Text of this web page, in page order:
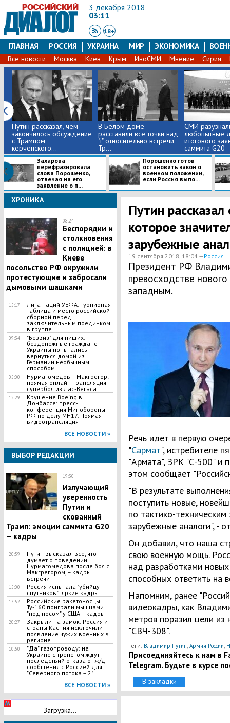
3 декабря 2018
03:11
18+
ГЛАВНАЯ РОССИЯ УКРАИНА МИР ЭКОНОМИКА
Все новости Москва Киев Крым ИноСМИ Мнение Сирия
Путин рассказал, чем
закончилось обсуждение
с Трампом
керченского...
В Белом доме
расставили все точки над
"і" относительно встречи
Тр...
СМИ
любопытные
итогового
саммита G20
Захарова
перефразировала
слова Порошенко,
отвечая на его
заявление о п...
Порошенко готов
остановить закон о
военном положении,
если Россия выпо...
ХРОНИКА
08:24
Беспорядки и
столкновения
с полицией: в
Киеве
посольство РФ окружили
протестующие и забросали
дымовыми шашками
15:17
Лига наций УЕФА: турнирная
таблица и место российской
сборной перед
заключительным поединком
в группе
09:34
"Безвиз" для нищих:
безденежные граждане
Украины попытались
вернуться домой из
Германии необычным
способом
05:00
Нурмагомедов – Макгрегор:
прямая онлайн-трансляция
супербоя из Лас-Вегаса
12:29
Крушение Boeing в
Донбассе: пресс-
конференция Минобороны
РФ по делу МН17. Прямая
видеотрансляция
ВСЕ НОВОСТИ »
ВЫБОР РЕДАКЦИИ
19:30
Излучающий
уверенность
Путин и
скованный
Трамп: эмоции саммита G20
– кадры
20:59
Путин высказал все, что
думает о поведении
Нурмагомедова после боя с
Макгрегором, – кадры
встречи
15:00
Россия испытала "убийцу
спутников": яркие кадры
17:52
Российские ракетоносцы
Ту-160 поиграли мышцами
"под носом" у США – кадры
20:27
Закрыли на замок: Россия и
страны Каспия исключили
появление чужих военных в
регионе
10:50
"Да" газопроводу: на
Украине с трепетом ждут
последствий отказа от ж/д
сообщения с Россией для
"Северного потока – 2"
ВСЕ НОВОСТИ »
Загрузка...
Путин
которое
зарубежные
19 сентября 2018, 18:04 —Россия
Президент РФ
превосходстве
западным.
Речь идет в первую
"Сармат", истребителе
"Армата", ЗРК "С-500" и
этом сообщает
"В результате
поступить новые,
по тактико-
зарубежные аналоги", -
Он добавил, что наша
свою военную мощь.
над разработками
способных ответить на
Напомним, ранее
видеокадры, как
метров поразил цели из
"СВЧ-308".
Теги: Владимир Путин, Армия России,
Присоединяйтесь к нам в
Telegram. Будьте в курсе
В закладки